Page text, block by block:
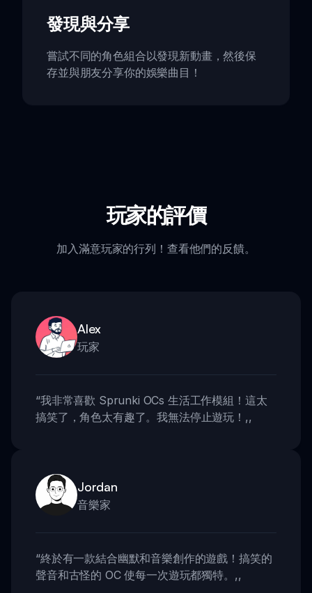
發現與分享
嘗試不同的角色組合以發現新動畫，然後保
存並與朋友分享你的娛樂曲目！
玩家的評價
加入滿意玩家的行列！查看他們的反饋。
Alex
玩家
“我非常喜歡 Sprunki OCs 生活工作模組！這太
搞笑了，角色太有趣了。我無法停止遊玩！ ,,
Jordan
音樂家
“終於有一款結合幽默和音樂創作的遊戲！搞笑的
聲音和古怪的 OC 使每一次遊玩都獨特。 ,,